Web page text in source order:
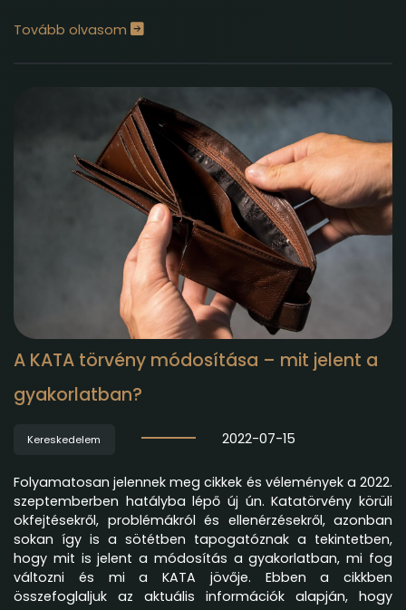
Tovább olvasom
A KATA törvény módosítása – mit jelent a
gyakorlatban?
Kereskedelem 2022-07-15
Folyamatosan jelennek meg cikkek és vélemények a 2022.
szeptemberben hatályba lépő új ún. Katatörvény körüli
okfejtésekről, problémákról és ellenérzésekről, azonban
sokan így is a sötétben tapogatóznak a tekintetben,
hogy mit is jelent a módosítás a gyakorlatban, mi fog
változni és mi a KATA jövője. Ebben a cikkben
összefoglaljuk az aktuális információk alapján, hogy